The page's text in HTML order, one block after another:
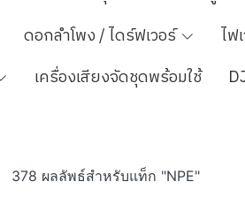
ดอกลำโพง / ไดร์ฟเวอร์ ไฟ
เครื่องเสียงจัดชุดพร้อมใช้
378 ผลลัพธ์สำหรับแท็ก "NPE"